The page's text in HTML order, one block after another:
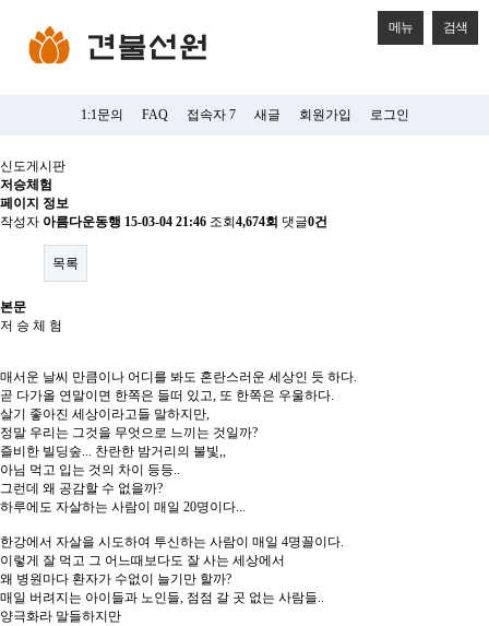
메뉴 검색
1:1문의 FAQ 접속자 7 새글 회원가입 로그인
신도게시판
저승체험
페이지 정보
작성자 아름다운동행 15-03-04 21:46 조회 4,674회 댓글0건
목록
본문
저 승 체 험
매서운 날씨 만큼이나 어디를 봐도 혼란스러운 세상인 듯 하다.
곧 다가올 연말이면 한쪽은 들떠 있고, 또 한쪽은 우울하다.
살기 좋아진 세상이라고들 말하지만,
정말 우리는 그것을 무엇으로 느끼는 것일까?
즐비한 빌딩숲... 찬란한 밤거리의 불빛,,
아님 먹고 입는 것의 차이 등등..
그런데 왜 공감할 수 없을까?
하루에도 자살하는 사람이 매일 20명이다...
한강에서 자살을 시도하여 투신하는 사람이 매일 4명꼴이다.
이렇게 잘 먹고 그 어느때보다도 잘 사는 세상에서
왜 병원마다 환자가 수없이 늘기만 할까?
매일 버려지는 아이들과 노인들, 점점 갈 곳 없는 사람들..
양극화라 말들하지만